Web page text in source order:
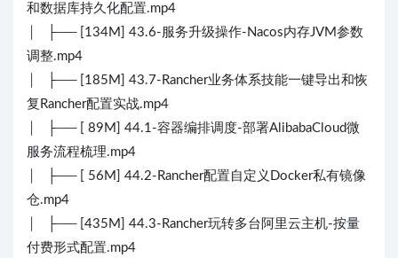
和数据库持久化配置.mp4
│ ├── [134M] 43.6-服务升级操作-Nacos内存JVM参数
调整.mp4
│ ├── [185M] 43.7-Rancher业务体系技能一键导出和恢
复Rancher配置实战.mp4
│ ├── [ 89M] 44.1-容器编排调度-部署AlibabaCloud微
服务流程梳理.mp4
│ ├── [ 56M] 44.2-Rancher配置自定义Docker私有镜像
仓.mp4
│ ├── [435M] 44.3-Rancher玩转多台阿里云主机-按量
付费形式配置.mp4